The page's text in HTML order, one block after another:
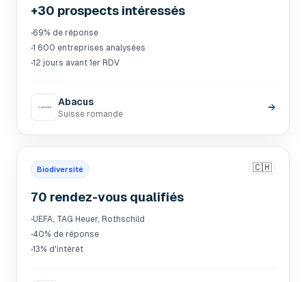
+30 prospects intéressés
·69% de réponse
·1 600 entreprises analysées
·12 jours avant 1er RDV
Abacus
Suisse romande
→
Biodiversité 🇨🇭
70 rendez-vous qualifiés
·UEFA, TAG Heuer, Rothschild
·40% de réponse
·13% d'intérêt